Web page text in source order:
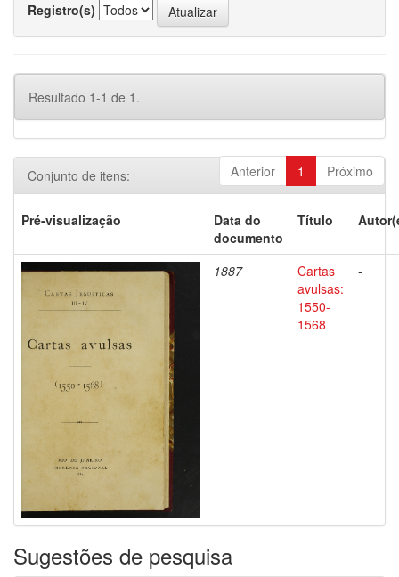
Registro(s)
Resultado 1-1 de 1.
Anterior 1 Próximo
Conjunto de itens:
Pré-visualização
Data do
documento
Título
1887
Cartas
avulsas:
1550-
1568
-
Sugestões de pesquisa